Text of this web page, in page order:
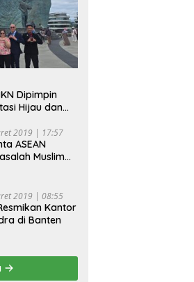
Dipimpin
Hijau dan
2019 | 17:57
ASEAN
Muslim
2019 | 08:55
Kantor
di Banten